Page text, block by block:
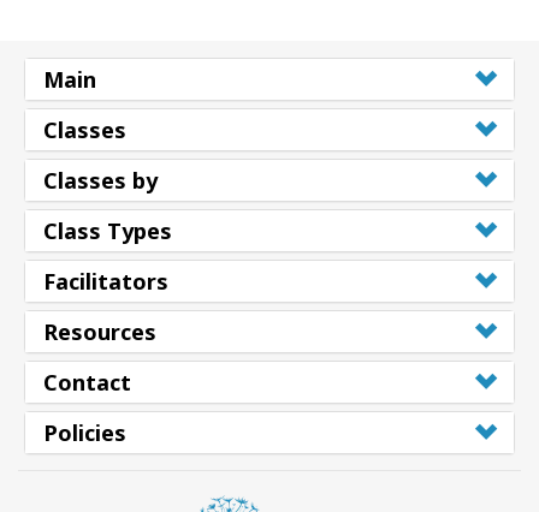
Main
Classes
Classes by
Class Types
Facilitators
Resources
Contact
Policies